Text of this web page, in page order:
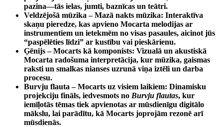
pazina—tās ielas, jumti, baznīcas un teātri.
Veldzējošā mūzika – Mazā nakts mūzika: Interaktīva
skaņu pieredze, kas apvieno Mocarta melodijas ar
instrumentiem un ietekmēm no visas pasaules, aicinot jūs
“paspēlēties līdzi” ar kustību vai pieskārienu.
Ģēnijs – Mocarts kā komponists: Vizualā un akustiskā
Mocarta radošuma interpretācija, kur mūzika, gaismas
raksti un smalkas nianses uzrunā viņa iztēli un darba
procesu.
Burvju flauta – Mocarts uz visiem laikiem: Dinamisku
projekciju fināls, iedvesmots no Burvju flautas, kur
iemīļotās tēmas tiek apvienotas ar mūsdienīgu digitālo
mākslu, lai parādītu, kā Mocarts joprojām rezonē arī
mūsdienās.